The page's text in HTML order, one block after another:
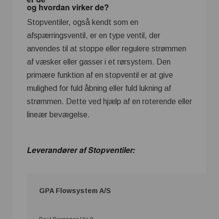
og hvordan virker de?
Stopventiler, også kendt som en
afspærringsventil, er en type ventil, der
anvendes til at stoppe eller regulere strømmen
af væsker eller gasser i et rørsystem. Den
primære funktion af en stopventil er at give
mulighed for fuld åbning eller fuld lukning af
strømmen. Dette ved hjælp af en roterende eller
lineær bevægelse.
Leverandører af Stopventiler:
GPA Flowsystem A/S